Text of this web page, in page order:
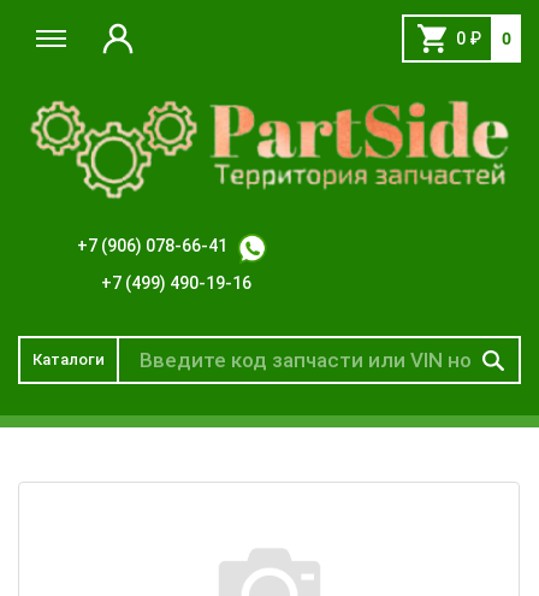
0 ₽ 0
+7 (906) 078-66-41
+7 (499) 490-19-16
Каталоги